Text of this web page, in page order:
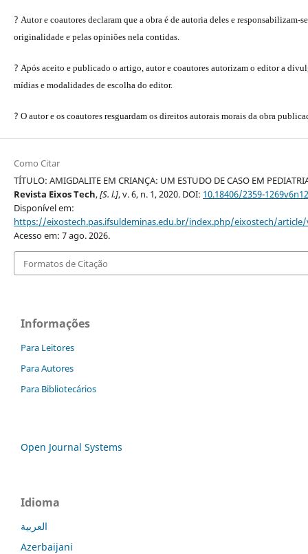
? Autor e coautores declaram que a obra é de autoria deles e responsabilizam-
originalidade e pelas opiniões nela contidas.
? Após aceito e publicado o artigo, autor e coautores autorizam o editor a
mídias e modalidades de escolha do editor.
? O autor e os coautores resguardam os direitos autorais morais da obra
Como Citar
TÍTULO: AMIGDALITE EM CRIANÇA: UM ESTUDO DE CASO EM
Revista Eixos Tech,[S. l.], v. 6, n. 1, 2020. DOI: 10.18406/2359-
Disponível em:
https://eixostech.pas.ifsuldeminas.edu.br/index.php/eixostech/
Acesso em: 7 ago. 2026.
Formatos de Citação
Informações
Para Leitores
Para Autores
Para Bibliotecários
Open Journal Systems
Idioma
العربية
Azerbaijani